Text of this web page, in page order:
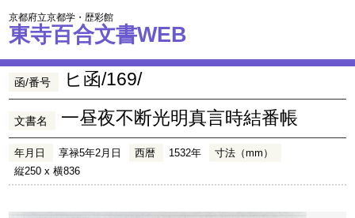
京都府立京都学・歴彩館
東寺百合文書WEB
函/番号 ヒ函/169/
文書名 一昼夜不断光明真言時結番帳
年月日 享禄5年2月日 西暦 1532年
寸法（mm）
縦250 x 横836